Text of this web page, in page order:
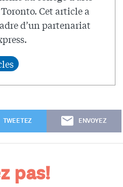
Cet article a
d’un partenariat
TWEETEZ ENVOYEZ
pas!